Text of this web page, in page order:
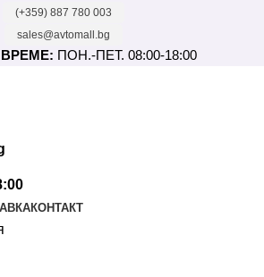
(+359) 887 780 003
sales@avtomall.bg
ПОН.-ПЕТ. 08:00-18:00
КОНТАКТ